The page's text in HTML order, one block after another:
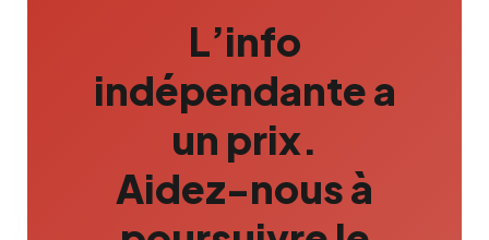
L’info
indépendante a
un prix.
Aidez-nous à